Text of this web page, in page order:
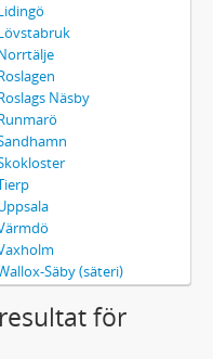
Näsby
Säby (säteri)
för